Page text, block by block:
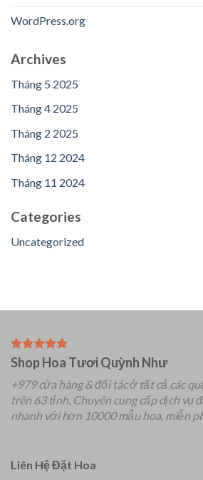
WordPress.org
Archives
Tháng 5 2025
Tháng 4 2025
Tháng 2 2025
Tháng 12 2024
Tháng 11 2024
Categories
Uncategorized
Shop Hoa Tươi Quỳnh Như
+979 cửa hàng & đối tác ở tất cả các
trên 63 tỉnh. Chuyên cung cấp dịch vụ
nhanh với hơn 10000 mẫu hoa, miễn
Liên Hệ Đặt Hoa